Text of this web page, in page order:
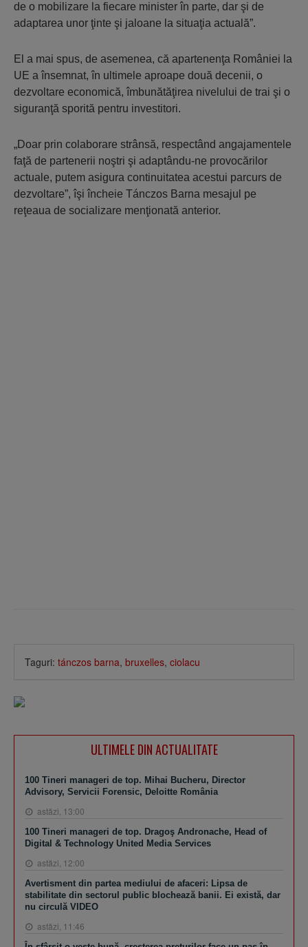
de o mobilizare la fiecare minister în parte, dar şi de
adaptarea unor ţinte şi jaloane la situaţia actuală”.
El a mai spus, de asemenea, că apartenenţa României la
UE a însemnat, în ultimele aproape două decenii, o
dezvoltare economică, îmbunătăţirea nivelului de trai şi o
siguranţă sporită pentru investitori.
„Doar prin colaborare strânsă, respectând angajamentele
faţă de partenerii noştri şi adaptându-ne provocărilor
actuale, putem asigura continuitatea acestui parcurs de
dezvoltare”, îşi încheie Tánczos Barna mesajul pe
reţeaua de socializare menţionată anterior.
Taguri: tánczos barna, bruxelles, ciolacu
ULTIMELE DIN ACTUALITATE
100 Tineri manageri de top. Mihai Bucheru, Director
Advisory, Servicii Forensic, Deloitte România
astăzi, 13:00
100 Tineri manageri de top. Dragoş Andronache, Head of
Digital & Technology United Media Services
astăzi, 12:00
Avertisment din partea mediului de afaceri: Lipsa de
stabilitate din sectorul public blochează banii. Ei există, dar
nu circulă VIDEO
astăzi, 11:46